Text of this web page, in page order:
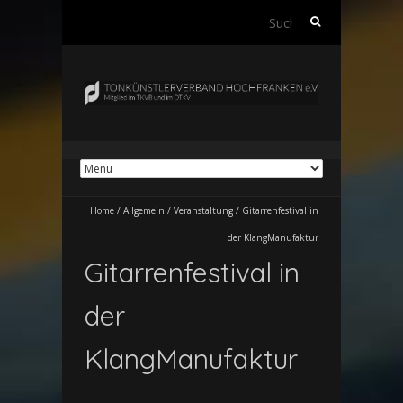
Suchen
Home / Allgemein / Veranstaltung / Gitarrenfestival in
der KlangManufaktur
Gitarrenfestival in
der
KlangManufaktur